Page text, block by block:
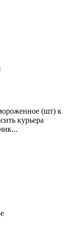
(шт) к
курьера